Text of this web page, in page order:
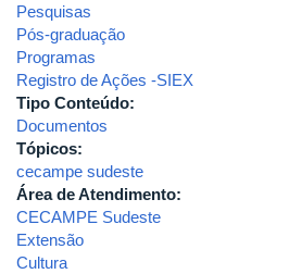
Pesquisas
Pós-graduação
Programas
Registro de Ações -SIEX
Tipo Conteúdo:
Documentos
Tópicos:
cecampe sudeste
Área de Atendimento:
CECAMPE Sudeste
Extensão
Cultura